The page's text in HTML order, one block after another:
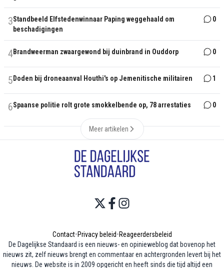
3Standbeeld Elfstedenwinnaar Paping weggehaald om
beschadigingen
0
4Brandweerman zwaargewond bij duinbrand in Ouddorp 0
5 Doden bij droneaanval Houthi's op Jemenitische militairen 1
6Spaanse politie rolt grote smokkelbende op, 78 arrestaties 0
Meer artikelen
Contact•Privacy beleid•Reageerdersbeleid
De Dagelijkse Standaard is een nieuws- en opinieweblog dat bovenop het
nieuws zit, zelf nieuws brengt en commentaar en achtergronden levert bij het
nieuws. De website is in 2009 opgericht en heeft sinds die tijd altijd een